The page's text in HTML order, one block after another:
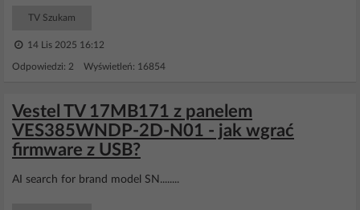
TV Szukam
14 Lis 2025 16:12
Odpowiedzi: 2 Wyświetleń: 16854
Vestel TV 17MB171 z panelem
VES385WNDP-2D-N01 - jak wgrać
firmware z USB?
AI search for brand model SN........